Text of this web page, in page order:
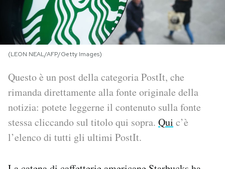
NEWSLETTER
I MIEI PREFERITI
SHOP
CALENDARIO
AREA PERSONALE
Area Personale
(LEON NEAL/AFP/Getty Images)
Questo è un post della categoria PostIt, che
rimanda direttamente alla fonte originale della
notizia: potete leggerne il contenuto sulla fonte
stessa cliccando sul titolo qui sopra. Qui c’è
l’elenco di tutti gli ultimi PostIt.